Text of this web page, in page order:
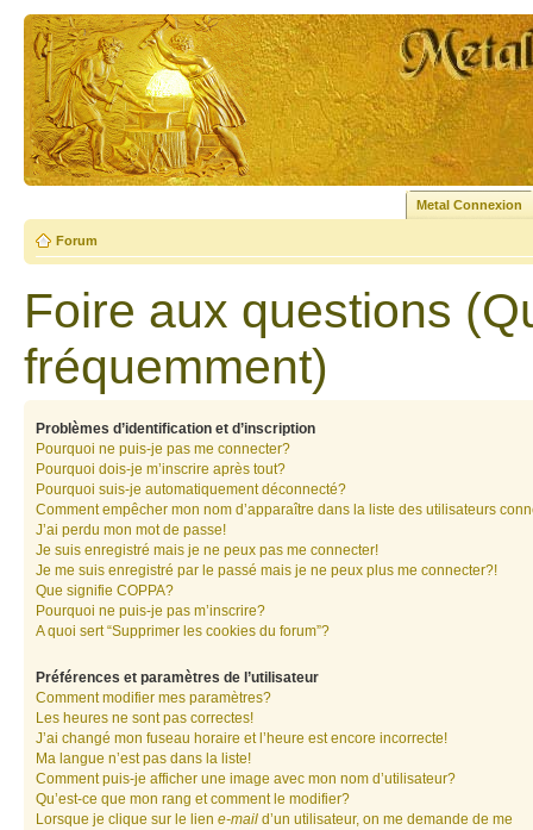
Metal Connexion
Forum
Foire aux questions
fréquemment)
Problèmes d’identification et d’inscription
Pourquoi ne puis-je pas me connecter?
Pourquoi dois-je m’inscrire après tout?
Pourquoi suis-je automatiquement déconnecté?
Comment empêcher mon nom d’apparaître dans la liste des utilisateurs
J’ai perdu mon mot de passe!
Je suis enregistré mais je ne peux pas me connecter!
Je me suis enregistré par le passé mais je ne peux plus me connecter?!
Que signifie COPPA?
Pourquoi ne puis-je pas m’inscrire?
A quoi sert “Supprimer les cookies du forum”?
Préférences et paramètres de l’utilisateur
Comment modifier mes paramètres?
Les heures ne sont pas correctes!
J’ai changé mon fuseau horaire et l’heure est encore incorrecte!
Ma langue n’est pas dans la liste!
Comment puis-je afficher une image avec mon nom d’utilisateur?
Qu’est-ce que mon rang et comment le modifier?
Lorsque je clique sur le lien e-mail d’un utilisateur, on me demande de me